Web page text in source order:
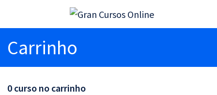
Carrinho
0 curso no carrinho